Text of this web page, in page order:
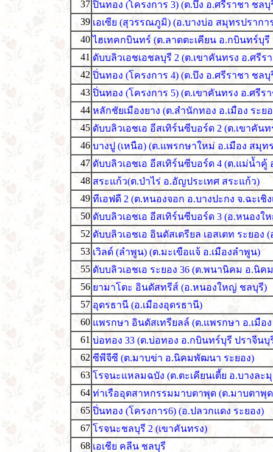
37 ปิ่นทอง (โครงการ 3) (ต.บึง อ.ศรีราชา ชลบุ
39 เอเซีย (สุวรรณภูมิ) (อ.บางบ่อ สมุทรปรากา
40 ไฮเทคกบินทร์ (ต.ลาดตะเคียน อ.กบินทร์บุรี
41 ดับบลิวเอชเอชลบุรี 2 (ต.เขาคันทรง อ.ศรีร
42 ปิ่นทอง (โครงการ 4) (ต.บึง อ.ศรีราชา ชลบุ
43 ปิ่นทอง (โครงการ 5) (ต.เขาคันทรง อ.ศรีร
44 หลักชัยเมืองยาง (ต.สำนักทอง อ.เมือง ระย
45 ดับบลิวเอชเอ อีสเทิร์นซีบอร์ด 2 (ต.เขาคัน
46 บางปู (เหนือ) (ต.แพรกษาใหม่ อ.เมือง สมุท
47 ดับบลิวเอชเอ อีสเทิร์นซีบอร์ด 4 (ต.แม่น้ำคู้
48 สระแก้ว(ต.ป่าไร่ อ.อัญประเทศ สระแก้ว)
49 ทีเอฟดี 2 (ต.หนองจอก อ.บางปะกง จ.ฉะเชิง
50 ดับบลิวเอชเอ อีสเทิร์นซีบอร์ด 3 (อ.หนองใ
52 ดับบลิวเอชเอ อินดัสเตรียล เอสเตท ระยอง
53 เวิลด์ (ลำพูน) (ต.มะเขือแจ้ อ.เมืองลำพูน)
55 ดับบลิวเอชเอ ระยอง 36 (ต.พนานิคม อ.นิค
56 ยามาโตะ อินดัสทรีส์ (อ.หนองใหญ่ ชลบุรี)
57 อุดรธานี (อ.เมืองอุดรธานี)
60 แพรกษา อินดัสเทรียลล์ (ต.แพรกษา อ.เมือ
61 บ่อทอง 33 (ต.บ่อทอง อ.กบินทร์บุรี ปราจีนบุ
62 ซีพีจีซี (ต.มาบข่า อ.นิคมพัฒนา ระยอง)
63 โรจนะแหลมฉบัง (ต.ตะเคียนเตี้ย อ.บางละ
64 ท่าเรืออุตสาหกรรมมาบตาพุด (ต.มาบตาพุด
65 ปิ่นทอง (โครงการ6) (อ.ปลวกแดง ระยอง)
67 โรจนะชลบุรี 2 (เขาคันทรง)
68 เอเชีย คลีน ชลบุรี